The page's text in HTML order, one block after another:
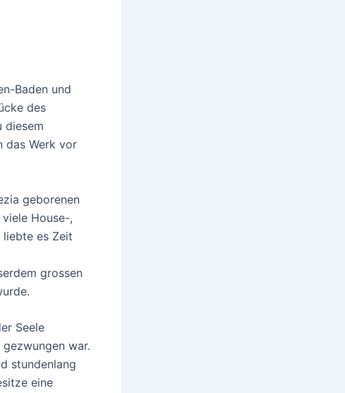
Baden und
des
diesem
das Werk vor
geborenen
House-,
liebte es Zeit
grossen
Seele
war.
stundenlang
eine